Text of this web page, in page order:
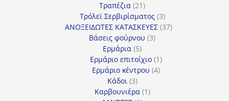
Τραπέζια 2121
προϊόντα
Τρόλεϊ Σερβιρίσματος 33
προϊόντα
ΑΝΟΞΕΙΔΩΤΕΣ ΚΑΤΑΣΚΕΥΕΣ 3737
Βάσεις φούρνου 33
Ερμάρια 55
προϊόντα
Ερμάριο επιτοίχιο 11
προϊόν
Ερμάριο κέντρου 44
Κάδοι 33
προϊόντα
Καρβουνιέρα 11